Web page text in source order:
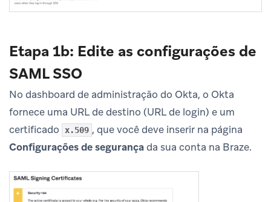
Etapa 1b: Edite as configurações de
SAML SSO
No dashboard de administração do Okta, o Okta
fornece uma URL de destino (URL de login) e um
certificado
x.509 , que você deve inserir na página
Configurações de segurançada sua conta na Braze.